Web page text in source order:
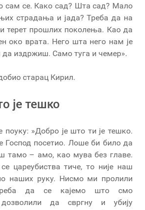
сам се. Како сад? Шта сад? Мало
страдања и јада? Треба да на
терет прошлих поколења. Као да
око врата. Него шта него нам је
издржиш. Само туга и чемер».
старац Кирил.
је тешко
»Добро је што ти је тешко.
Господ посетио. Лоше би било да
тамо – амо, као мува без главе.
цареубиства тиче, то није наш
наших руку. Нисмо ми пролили
да се кајемо што смо
дозволили да свргну и убију